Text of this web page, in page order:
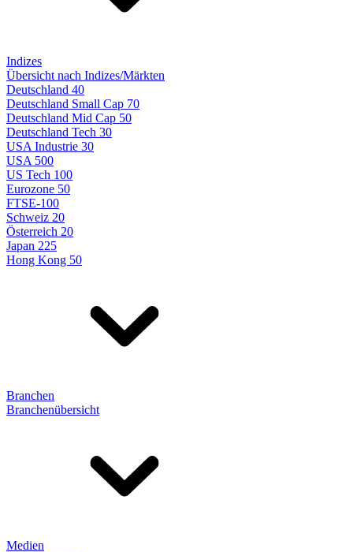
Indizes
Übersicht nach Indizes/Märkten
Deutschland 40
Deutschland Small Cap 70
Deutschland Mid Cap 50
Deutschland Tech 30
USA Industrie 30
USA 500
US Tech 100
Eurozone 50
FTSE-100
Schweiz 20
Österreich 20
Japan 225
Hong Kong 50
Branchen
Branchenübersicht
Medien